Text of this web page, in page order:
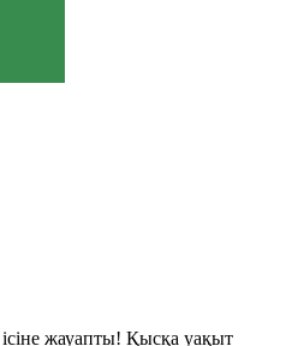
жауапты! Қысқа уақыт